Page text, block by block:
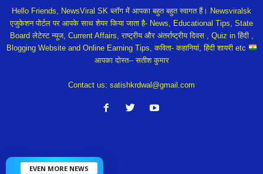
Hello Friends, NewsViral SK ब्लॉग में आपका बहुत बहुत स्वागत हैं। Newsviralsk
एजुकेशन पोर्टल पर आपके साथ शेयर किया जाता है- News, Educational Tips, State
Board लेटेस्ट न्यूज, Current Affairs, राष्ट्रीय और अंतर्राष्ट्रीय दिवस , Quiz in हिंदी ,
Blogging Website and Online Earning Tips, कविता- कहानियां, हिंदी शायरी etc
आपका दोस्त-- सतीश कुमार
Contact us: satishkrdwal@gmail.com
EVEN MORE NEWS